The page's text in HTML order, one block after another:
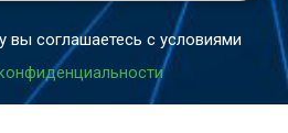
вы соглашаетесь с условиями